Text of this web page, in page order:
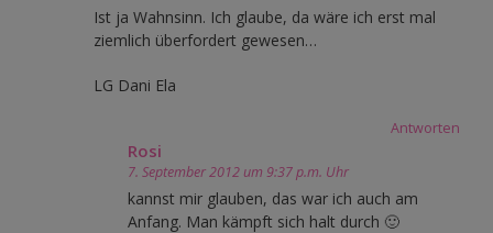
Ist ja Wahnsinn. Ich glaube, da wäre ich erst mal
ziemlich überfordert gewesen…
LG Dani Ela
Antworten
Rosi
7. September 2012 um 9:37 p.m. Uhr
kannst mir glauben, das war ich auch am
Anfang. Man kämpft sich halt durch 🙂